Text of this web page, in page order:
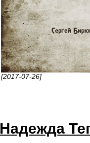
[2017-07-26]
Надежда